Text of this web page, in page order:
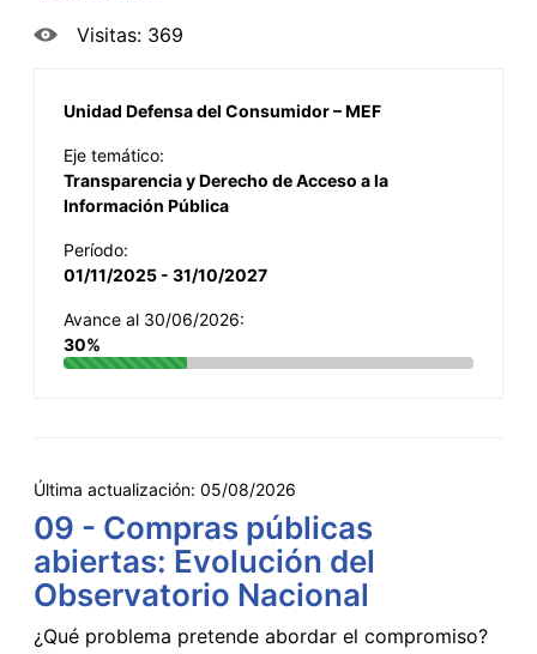
Visitas: 369
Unidad Defensa del Consumidor – MEF
Eje temático:
Transparencia y Derecho de Acceso a la
Información Pública
Período:
01/11/2025 - 31/10/2027
Avance al 30/06/2026:
30%
Última actualización: 05/08/2026
09 - Compras públicas
abiertas: Evolución del
Observatorio Nacional
¿Qué problema pretende abordar el compromiso?